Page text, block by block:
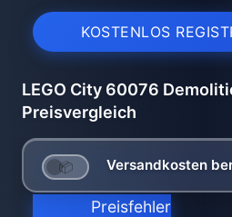
KOSTENLOS
LEGO City 60076
Preisvergleich
Versandkosten
Preisfehler